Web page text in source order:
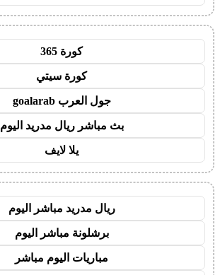
كورة 365
كورة سيتي
جول العرب goalarab
بث مباشر ريال مدريد اليوم
يلا لايف
ريال مدريد مباشر اليوم
برشلونة مباشر اليوم
مباريات اليوم مباشر